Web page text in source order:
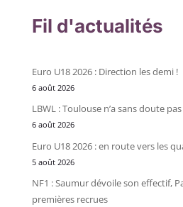
Fil d'actualités
Euro U18 2026 : Direction les demi !
6 août 2026
LBWL : Toulouse n’a sans doute
6 août 2026
Euro U18 2026 : en route vers les
5 août 2026
NF1 : Saumur dévoile son effectif,
premières recrues